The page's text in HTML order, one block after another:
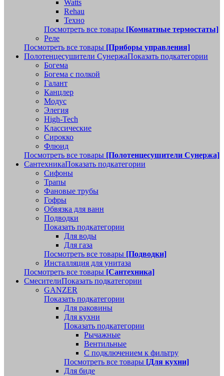
Watts
Rehau
Техно
Посмотреть все товары [Комнатные термостаты]
Реле
Посмотреть все товары [Приборы управления]
Полотенцесушители СунержаПоказать подкатегории
Богема
Богема с полкой
Галант
Канцлер
Модус
Элегия
High-Tech
Классические
Сирокко
Флюид
Посмотреть все товары [Полотенцесушители Сунержа]
СантехникаПоказать подкатегории
Сифоны
Трапы
Фановые трубы
Гофры
Обвязка для ванн
Подводки
Показать подкатегории
Для воды
Для газа
Посмотреть все товары [Подводки]
Инсталляция для унитаза
Посмотреть все товары [Сантехника]
СмесителиПоказать подкатегории
GANZER
Показать подкатегории
Для раковины
Для кухни
Показать подкатегории
Рычажные
Вентильные
С подключением к фильтру
Посмотреть все товары [Для кухни]
Для биде